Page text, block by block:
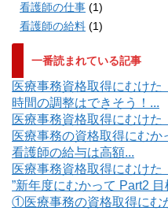
看護師の仕事 (1)
看護師の給料 (1)
一番読まれている記事
医療事務資格取得にむけ
時間の調整はできそう！...
医療事務資格取得にむけ
医療事務の資格取得にむ
看護師の給与は高額...
医療事務資格取得にむけ
”新年度にむかって Part2 目
①医療事務の資格取得に